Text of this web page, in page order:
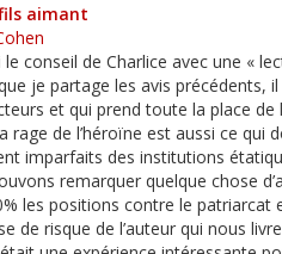
aimant
le conseil de Charlice avec une «
je partage les avis précédents,
et qui prend toute la place
rage de l’héroïne est aussi ce qui
imparfaits des institutions
remarquer quelque chose
les positions contre le
de risque de l’auteur qui nous